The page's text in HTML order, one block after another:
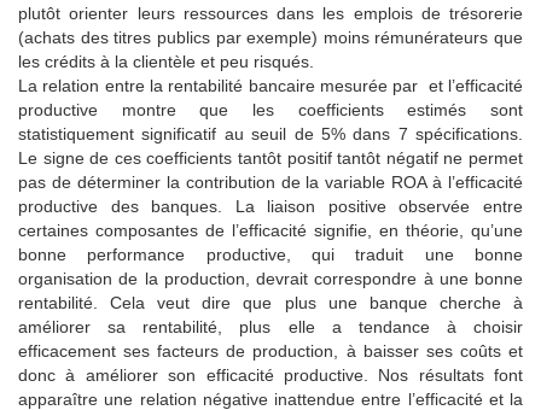
plutôt orienter leurs ressources dans les emplois de trésorerie
(achats des titres publics par exemple) moins rémunérateurs que
les crédits à la clientèle et peu risqués.
La relation entre la rentabilité bancaire mesurée par et l’efficacité
productive montre que les coefficients estimés sont
statistiquement significatif au seuil de 5% dans 7 spécifications.
Le signe de ces coefficients tantôt positif tantôt négatif ne permet
pas de déterminer la contribution de la variable ROA à l’efficacité
productive des banques. La liaison positive observée entre
certaines composantes de l’efficacité signifie, en théorie, qu’une
bonne performance productive, qui traduit une bonne
organisation de la production, devrait correspondre à une bonne
rentabilité. Cela veut dire que plus une banque cherche à
améliorer sa rentabilité, plus elle a tendance à choisir
efficacement ses facteurs de production, à baisser ses coûts et
donc à améliorer son efficacité productive. Nos résultats font
apparaître une relation négative inattendue entre l’efficacité et la